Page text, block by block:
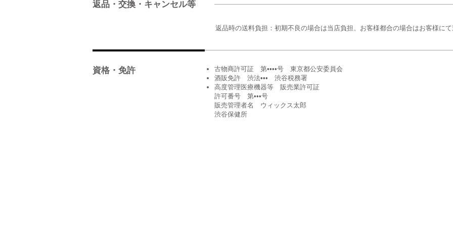
返品・交換・キャンセル等
返品時の送料負担：初期不良の場合は当店負担、お客様都合の場合はお客様にて
資格・免許
古物商許可証 第••••号 東京都公安委員会
酒販免許 渋法••• 渋谷税務署
高度管理医療機器等 販売業許可証
許可番号 第•••号
販売管理者名 ウィックス太郎
渋谷保健所